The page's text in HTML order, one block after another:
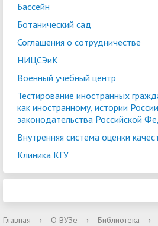
Бассейн
Ботанический сад
Соглашения о сотрудничестве
НИЦСЭиК
Военный учебный центр
Тестирование иностранных
как иностранному, истории
законодательства Российской
Внутренняя система оценки
Клиника КГУ
Главная › О ВУЗе › Библиотека ›